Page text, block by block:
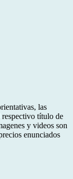
las
respectivo título de
y videos son
enunciados